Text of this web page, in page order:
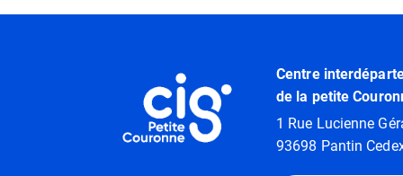
Informations utiles
Centre
de la petite
1 Rue Lucienne
93698 Pantin